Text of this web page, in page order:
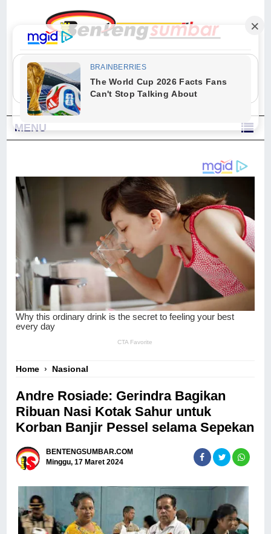
"Sesungguhnya Allah dan para malaikat-Nya berselawat untuk Nabi.
Wahai orang-orang yang beriman, berselawatlah kamu untuk Nabi dan
ucapkanlah salam dengan penuh penghormatan kepadanya." (Qs. Al
Ahzab Ayat 56)
MENU
Home › Nasional
Andre Rosiade: Gerindra Bagikan
Ribuan Nasi Kotak Sahur untuk
Korban Banjir Pessel selama Sepekan
BENTENGSUMBAR.COM
Minggu, 17 Maret 2024